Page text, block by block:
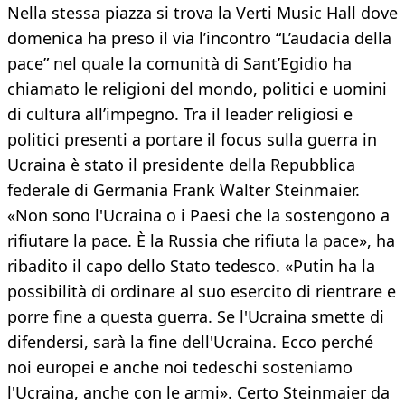
Nella stessa piazza si trova la Verti Music Hall dove
domenica ha preso il via l’incontro “L’audacia della
pace” nel quale la comunità di Sant’Egidio ha
chiamato le religioni del mondo, politici e uomini
di cultura all’impegno. Tra il leader religiosi e
politici presenti a portare il focus sulla guerra in
Ucraina è stato il presidente della Repubblica
federale di Germania Frank Walter Steinmaier.
«Non sono l'Ucraina o i Paesi che la sostengono a
rifiutare la pace. È la Russia che rifiuta la pace», ha
ribadito il capo dello Stato tedesco. «Putin ha la
possibilità di ordinare al suo esercito di rientrare e
porre fine a questa guerra. Se l'Ucraina smette di
difendersi, sarà la fine dell'Ucraina. Ecco perché
noi europei e anche noi tedeschi sosteniamo
l'Ucraina, anche con le armi». Certo Steinmaier da